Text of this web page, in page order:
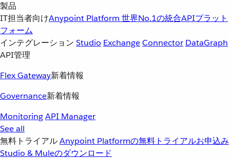
製品
IT担当者向けAnypoint Platform 世界No.1の統合APIプラット
フォーム
インテグレーション Studio ExchangeConnector DataGraph
API管理
Flex Gateway新着情報
Governance新着情報
MonitoringAPI Manager
See all
無料トライアルAnypoint Platformの無料トライアルお申込み
Studio & Muleのダウンロード